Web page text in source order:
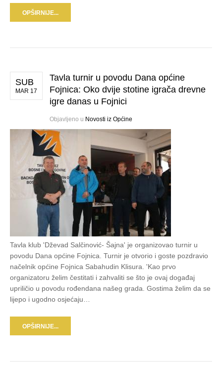
OPŠIRNIJE...
SUB
MAR 17
Tavla turnir u povodu Dana općine
Fojnica: Oko dvije stotine igrača drevne
igre danas u Fojnici
Objavljeno u Novosti iz Općine
Tavla klub 'Dževad Salčinović- Šajna' je organizovao turnir u
povodu Dana općine Fojnica. Turnir je otvorio i goste pozdravio
načelnik općine Fojnica Sabahudin Klisura. 'Kao prvo
organizatoru želim čestitati i zahvaliti se što je ovaj događaj
upriličio u povodu rođendana našeg grada. Gostima želim da se
lijepo i ugodno osjećaju…
OPŠIRNIJE...